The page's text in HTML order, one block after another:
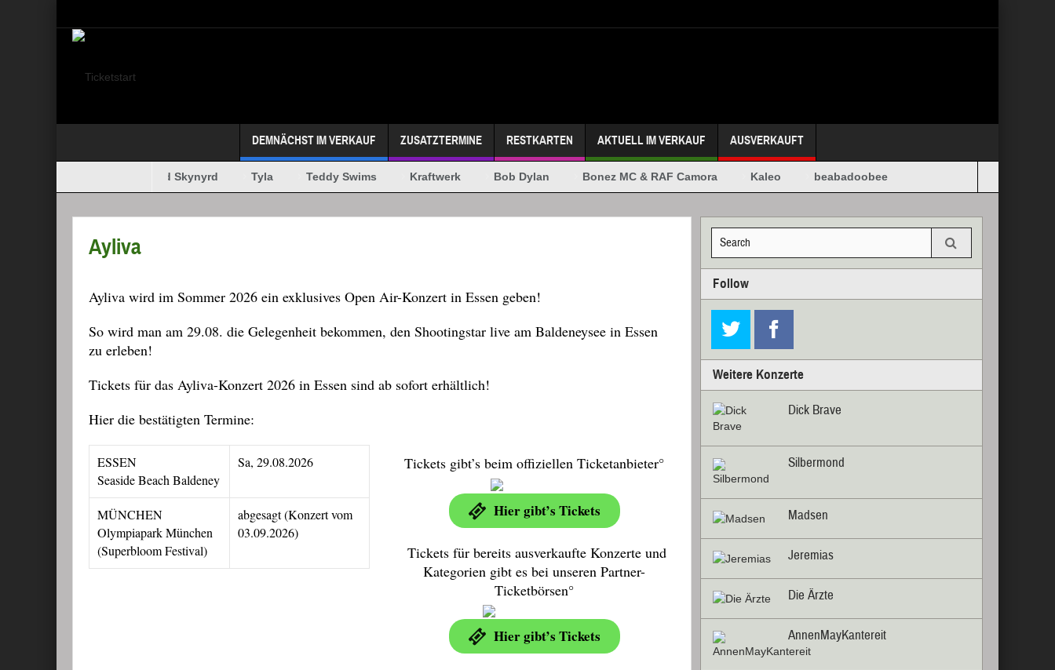
DEMNÄCHST IM VERKAUF ZUSATZTERMINE RESTKARTEN AKTUELL IM VERKAUF AUSVERKAUFT
Lynyrd Skynyrd Tyla Teddy Swims Kraftwerk Bob Dylan Bonez MC & RAF Camora Kaleo beabadoobee
Ayliva
Ayliva wird im Sommer 2026 ein exklusives Open Air-Konzert in Essen geben!
So wird man am 29.08. die Gelegenheit bekommen, den Shootingstar live am Baldeneysee in Essen
zu erleben!
Tickets für das Ayliva-Konzert 2026 in Essen sind ab sofort erhältlich!
Hier die bestätigten Termine:
ESSEN
Seaside Beach Baldeney
Sa, 29.08.2026
MÜNCHEN
Olympiapark München
(Superbloom Festival)
abgesagt (Konzert vom
03.09.2026)
Tickets gibt’s beim offiziellen Ticketanbieter°
Hier gibt’s Tickets
Tickets für bereits ausverkaufte Konzerte und
Kategorien gibt es bei unseren Partner-
Ticketbörsen°
Hier gibt’s Tickets
Follow
Weitere Konzerte
Dick Brave
Silbermond
Madsen
Jeremias
Die Ärzte
AnnenMayKantereit